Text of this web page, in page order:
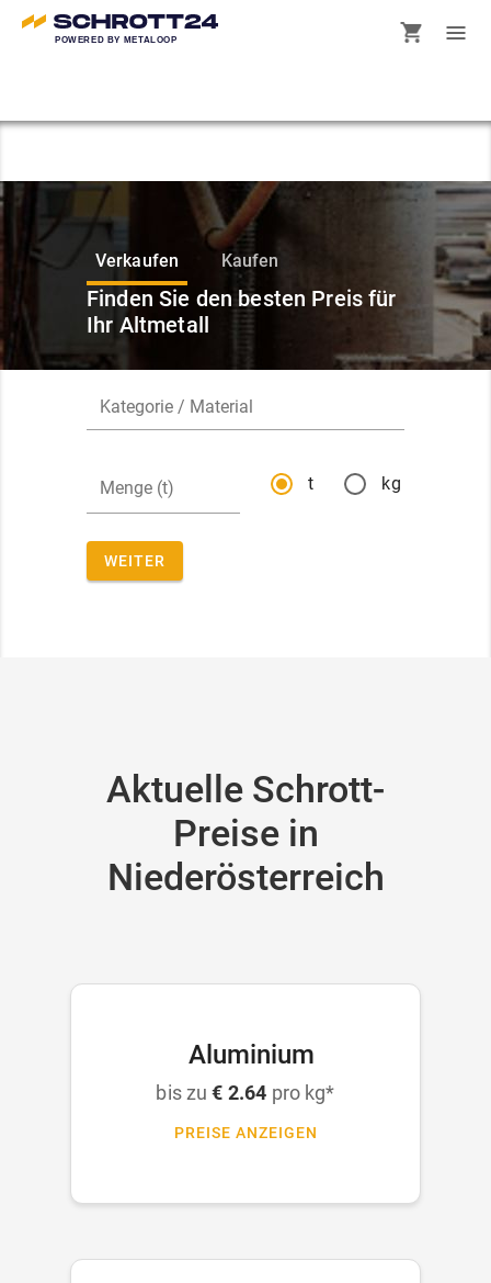
POWERED BY METALOOP
Verkaufen Kaufen
Finden Sie den besten Preis für
Ihr Altmetall
t kg
WEITER
Aktuelle Schrott-
Preise in
Niederösterreich
Aluminium
bis zu€ 2.64 pro kg*
PREISE ANZEIGEN